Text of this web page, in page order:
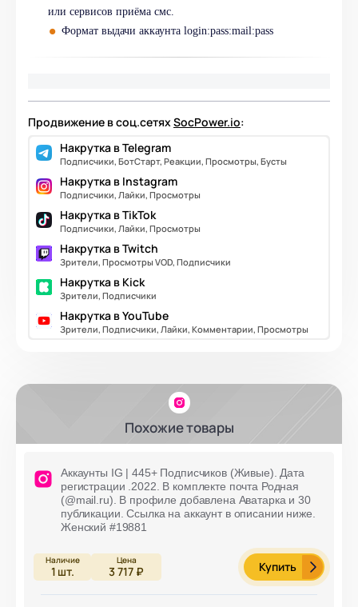
или сервисов приёма смс.
Формат выдачи аккаунта login:pass:mail:pass
Продвижение в соц.сетяхSocPower.io:
Накрутка в Telegram
Подписчики, БотСтарт, Реакции, Просмотры, Бусты
Накрутка в Instagram
Подписчики, Лайки, Просмотры
Накрутка в TikTok
Подписчики, Лайки, Просмотры
Накрутка в Twitch
Зрители, Просмотры VOD, Подписчики
Накрутка в Kick
Зрители, Подписчики
Накрутка в YouTube
Зрители, Подписчики, Лайки, Комментарии, Просмотры
Похожие товары
Аккаунты IG | 445+ Подписчиков (Живые). Дата
регистрации .2022. В комплекте почта Родная
(@mail.ru). В профиле добавлена Аватарка и 30
публикации. Ссылка на аккаунт в описании ниже.
Женский #19881
1 шт. 3 717 ₽ Купить